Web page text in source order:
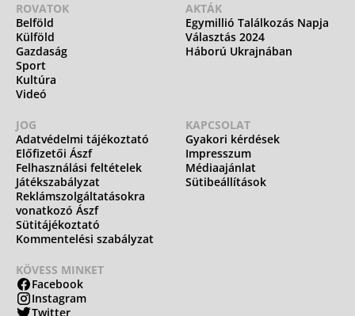
ROVATOK
Belföld
Külföld
Gazdaság
Sport
Kultúra
Videó
AKTÁK
Egymillió Találkozás Napja
Választás 2024
Háború Ukrajnában
JOG
Adatvédelmi tájékoztató
Előfizetői Ászf
Felhasználási feltételek
Játékszabályzat
Reklámszolgáltatásokra
vonatkozó Ászf
Sütitájékoztató
Kommentelési szabályzat
KAPCSOLAT
Gyakori kérdések
Impresszum
Médiaajánlat
Sütibeállítások
KÖVESS MINKET
Facebook
Instagram
Twitter